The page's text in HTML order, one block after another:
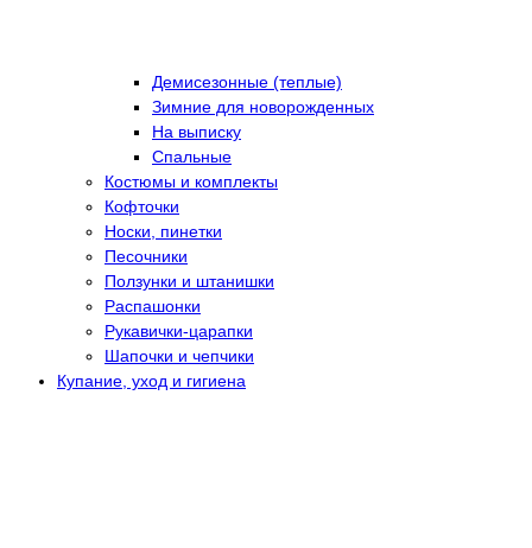
Демисезонные (теплые)
Зимние для новорожденных
На выписку
Спальные
Костюмы и комплекты
Кофточки
Носки, пинетки
Песочники
Ползунки и штанишки
Распашонки
Рукавички-царапки
Шапочки и чепчики
Купание, уход и гигиена